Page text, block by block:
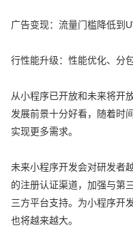
广告变现：流量门槛降低到
行性能升级：性能优化、分
从小程序已开放和未来将开
发展前景十分好看，随着时
实现更多需求。
未来小程序开发会对研发者
的注册认证渠道，加强与第
三方平台支持。为小程序开
也将越来越大。